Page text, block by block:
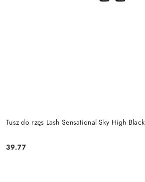
Tusz do rzęs Lash Sensational Sky High Black
Cena:
39.77